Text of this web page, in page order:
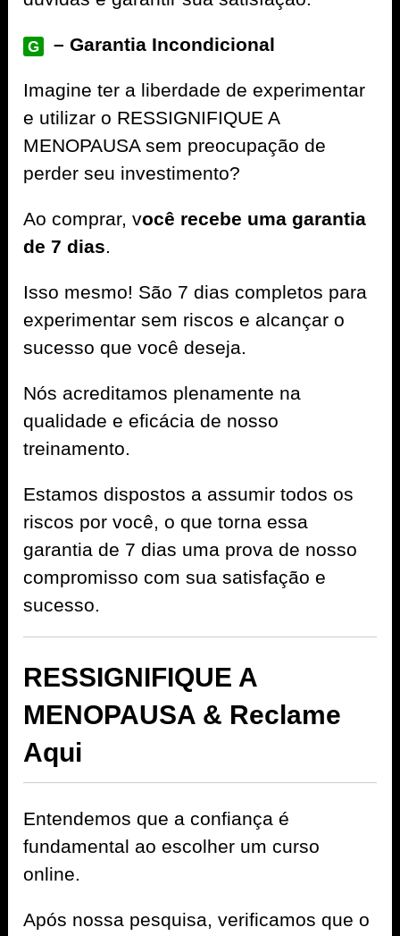
G – Garantia Incondicional
Imagine ter a liberdade de experimentar
e utilizar o RESSIGNIFIQUE A
MENOPAUSA sem preocupação de
perder seu investimento?
Ao comprar, você recebe uma garantia
de 7 dias.
Isso mesmo! São 7 dias completos para
experimentar sem riscos e alcançar o
sucesso que você deseja.
Nós acreditamos plenamente na
qualidade e eficácia de nosso
treinamento.
Estamos dispostos a assumir todos os
riscos por você, o que torna essa
garantia de 7 dias uma prova de nosso
compromisso com sua satisfação e
sucesso.
RESSIGNIFIQUE A
MENOPAUSA & Reclame
Aqui
Entendemos que a confiança é
fundamental ao escolher um curso
online.
Após nossa pesquisa, verificamos que o